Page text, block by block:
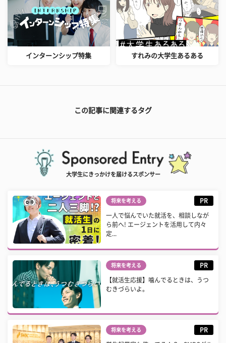
インターンシップ特集 すれみの大学生あるある
この記事に関連するタグ
大学生にきっかけを届けるスポンサー
将来を考える PR
一人で悩んでいた就活を、相談しなが
ら前へ! エージェントを活用して内々
定...
将来を考える PR
【就活生応援】噛んでるときは、うつ
むきづらいよ。
将来を考える PR